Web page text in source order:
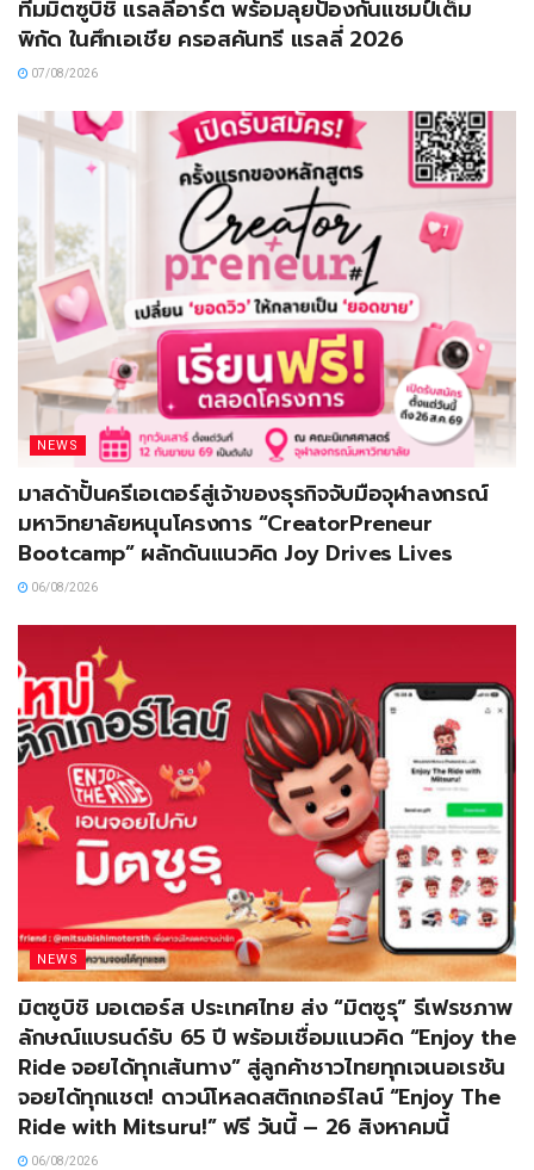
ทีมมิตซูบิชิ แรลลี่อาร์ต พร้อมลุยป้องกันแชมป์เต็ม
พิกัด ในศึกเอเชีย ครอสคันทรี แรลลี่ 2026
07/08/2026
NEWS
มาสด้าปั้นครีเอเตอร์สู่เจ้าของธุรกิจจับมือจุฬาลงกรณ์
มหาวิทยาลัยหนุนโครงการ “CreatorPreneur
Bootcamp” ผลักดันแนวคิด Joy Drives Lives
06/08/2026
NEWS
มิตซูบิชิ มอเตอร์ส ประเทศไทย ส่ง “มิตซูรุ” รีเฟรชภาพ
ลักษณ์แบรนด์รับ 65 ปี พร้อมเชื่อมแนวคิด “Enjoy the
Ride จอยได้ทุกเส้นทาง” สู่ลูกค้าชาวไทยทุกเจเนอเรชัน
จอยได้ทุกแชต! ดาวน์โหลดสติกเกอร์ไลน์ “Enjoy The
Ride with Mitsuru!” ฟรี วันนี้ – 26 สิงหาคมนี้
06/08/2026